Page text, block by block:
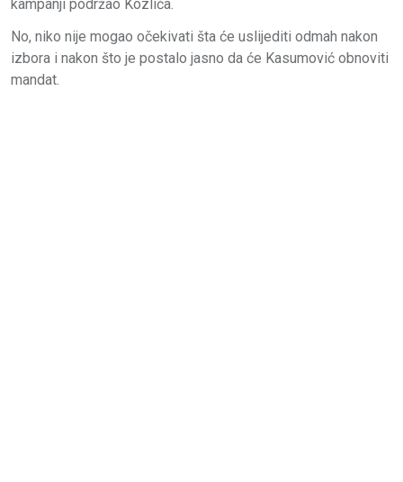
kampanji podržao Kozlića.
No, niko nije mogao očekivati šta će uslijediti odmah nakon
izbora i nakon što je postalo jasno da će Kasumović obnoviti
mandat.